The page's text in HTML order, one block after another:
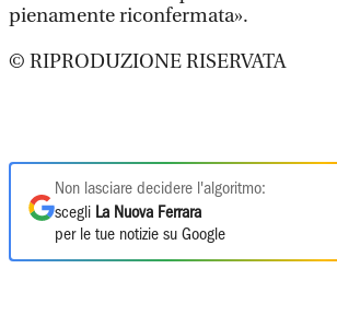
pienamente riconfermata».
© RIPRODUZIONE RISERVATA
Non lasciare decidere l'algoritmo:
scegli La Nuova Ferrara
per le tue notizie su Google